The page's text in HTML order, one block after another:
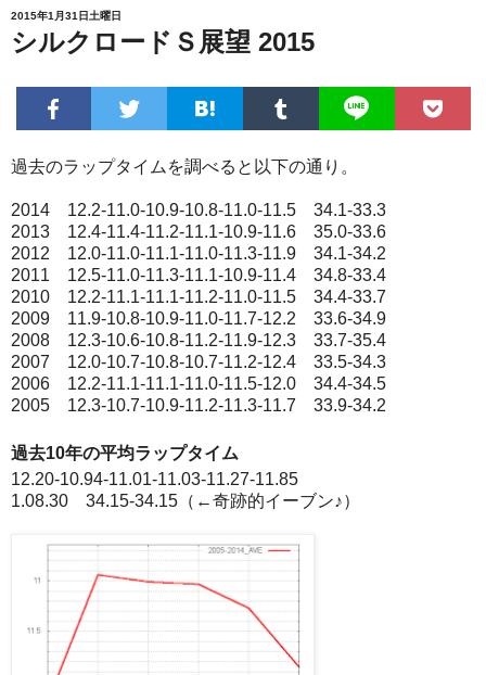
2015年1月31日土曜日
シルクロードＳ展望 2015
過去のラップタイムを調べると以下の通り。
2014 12.2-11.0-10.9-10.8-11.0-11.5 34.1-33.3
2013 12.4-11.4-11.2-11.1-10.9-11.6 35.0-33.6
2012 12.0-11.0-11.1-11.0-11.3-11.9 34.1-34.2
2011 12.5-11.0-11.3-11.1-10.9-11.4 34.8-33.4
2010 12.2-11.1-11.1-11.2-11.0-11.5 34.4-33.7
2009 11.9-10.8-10.9-11.0-11.7-12.2 33.6-34.9
2008 12.3-10.6-10.8-11.2-11.9-12.3 33.7-35.4
2007 12.0-10.7-10.8-10.7-11.2-12.4 33.5-34.3
2006 12.2-11.1-11.1-11.0-11.5-12.0 34.4-34.5
2005 12.3-10.7-10.9-11.2-11.3-11.7 33.9-34.2
過去10年の平均ラップタイム
12.20-10.94-11.01-11.03-11.27-11.85
1.08.30 34.15-34.15（←奇跡的イーブン♪）